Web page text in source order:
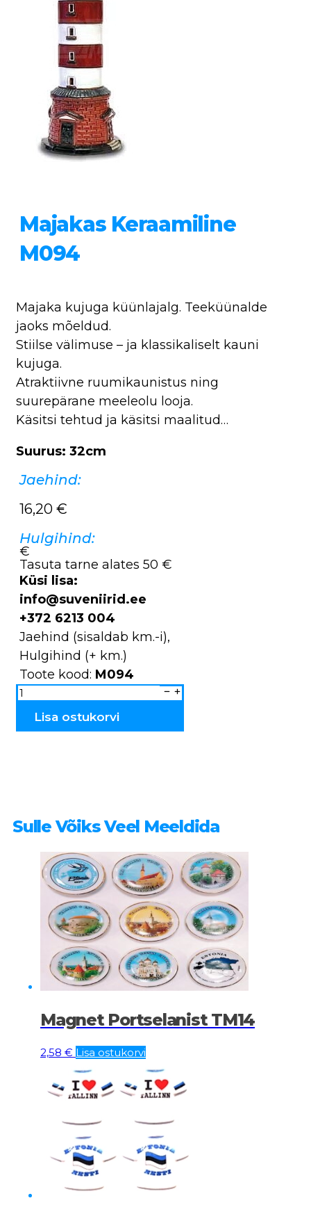
Majakas Keraamiline
M094
Majaka kujuga küünlajalg. Teeküünalde
jaoks mõeldud.
Stiilse välimuse – ja klassikaliselt kauni
kujuga.
Atraktiivne ruumikaunistus ning
suurepärane meeleolu looja.
Käsitsi tehtud ja käsitsi maalitud…
Suurus: 32cm
Jaehind:
16,20 €
Hulgihind:
€
Tasuta tarne alates 50 €
Küsi lisa:
info@suveniirid.ee
+372 6213 004
Jaehind (sisaldab km.-i),
Hulgihind (+ km.)
Toote kood: M094
Majakas
keraamiline
M094
Lisa ostukorvi
Sulle Võiks Veel Meeldida
Magnet Portselanist TM14
2,58 € Lisa ostukorvi